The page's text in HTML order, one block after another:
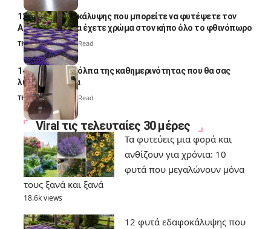
12 φυτά εδαφοκάλυψης που μπορείτε να φυτέψετε τον
Αύγουστο για να έχετε χρώμα στον κήπο όλο το φθινόπωρο
Thali Ombre7 Min Read
14 πανέξυπνα κόλπα της καθημερινότητας που θα σας
λύσουν τα χέρια
Thali Ombre 6 Min Read
Viral τις τελευταίες 30 μέρες
Τα φυτεύεις μια φορά και
ανθίζουν για χρόνια: 10
φυτά που μεγαλώνουν μόνα
τους ξανά και ξανά
18.6k views
12 φυτά εδαφοκάλυψης που